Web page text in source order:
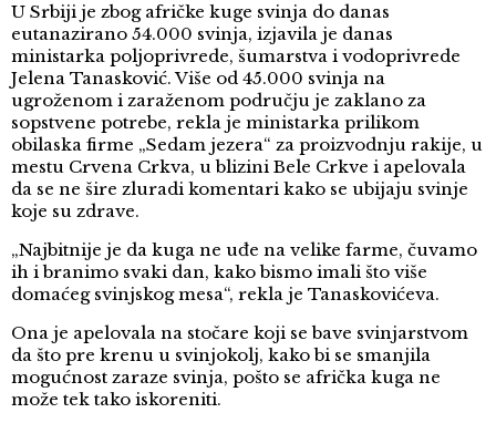
U Srbiji je zbog afričke kuge svinja do danas
eutanazirano 54.000 svinja, izjavila je danas
ministarka poljoprivrede, šumarstva i vodoprivrede
Jelena Tanasković. Više od 45.000 svinja na
ugroženom i zaraženom području je zaklano za
sopstvene potrebe, rekla je ministarka prilikom
obilaska firme „Sedam jezera“ za proizvodnju rakije, u
mestu Crvena Crkva, u blizini Bele Crkve i apelovala
da se ne šire zluradi komentari kako se ubijaju svinje
koje su zdrave.
„Najbitnije je da kuga ne uđe na velike farme, čuvamo
ih i branimo svaki dan, kako bismo imali što više
domaćeg svinjskog mesa“, rekla je Tanaskovićeva.
Ona je apelovala na stočare koji se bave svinjarstvom
da što pre krenu u svinjokolj, kako bi se smanjila
mogućnost zaraze svinja, pošto se afrička kuga ne
može tek tako iskoreniti.